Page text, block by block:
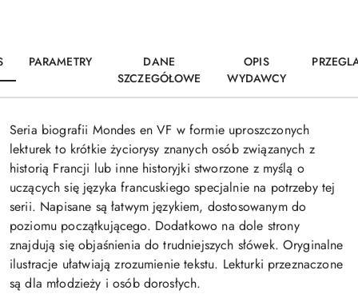
PARAMETRY
DANE
SZCZEGÓŁOWE
OPIS
WYDAWCY
Seria biografii Mondes en VF w formie uproszczonych
lekturek to krótkie życiorysy znanych osób związanych z
historią Francji lub inne historyjki stworzone z myślą o
uczących się języka francuskiego specjalnie na potrzeby tej
serii. Napisane są łatwym językiem, dostosowanym do
poziomu początkującego. Dodatkowo na dole strony
znajdują się objaśnienia do trudniejszych słówek. Oryginalne
ilustracje ułatwiają zrozumienie tekstu. Lekturki przeznaczone
są dla młodzieży i osób dorosłych.